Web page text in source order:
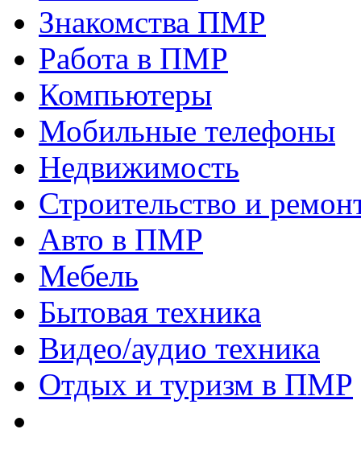
Знакомства ПМР
Работа в ПМР
Компьютеры
Мобильные телефоны
Недвижимость
Строительство и
Авто в ПМР
Мебель
Бытовая техника
Видео/аудио техника
Отдых и туризм в ПМР